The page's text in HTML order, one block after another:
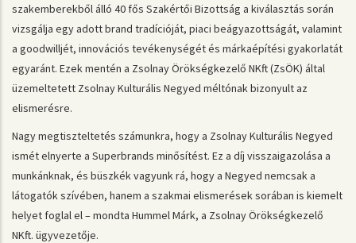
szakemberekből álló 40 fős Szakértői Bizottság a kiválasztás során
vizsgálja egy adott brand tradícióját, piaci beágyazottságát, valamint
a goodwilljét, innovációs tevékenységét és márkaépítési gyakorlatát
egyaránt. Ezek mentén a Zsolnay Örökségkezelő NKft (ZsÖK) által
üzemeltetett Zsolnay Kulturális Negyed méltónak bizonyult az
elismerésre.
Nagy megtiszteltetés számunkra, hogy a Zsolnay Kulturális Negyed
ismét elnyerte a Superbrands minősítést. Ez a díj visszaigazolása a
munkánknak, és büszkék vagyunk rá, hogy a Negyed nemcsak a
látogatók szívében, hanem a szakmai elismerések sorában is kiemelt
helyet foglal el – mondta Hummel Márk, a Zsolnay Örökségkezelő
NKft. ügyvezetője.